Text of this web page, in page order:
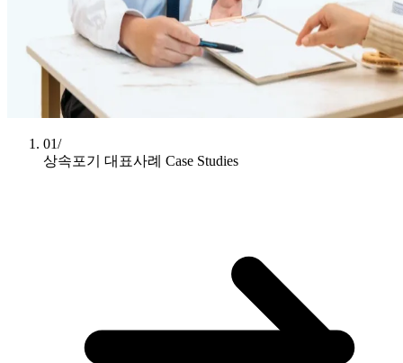
01/
상속포기 대표사례 Case Studies